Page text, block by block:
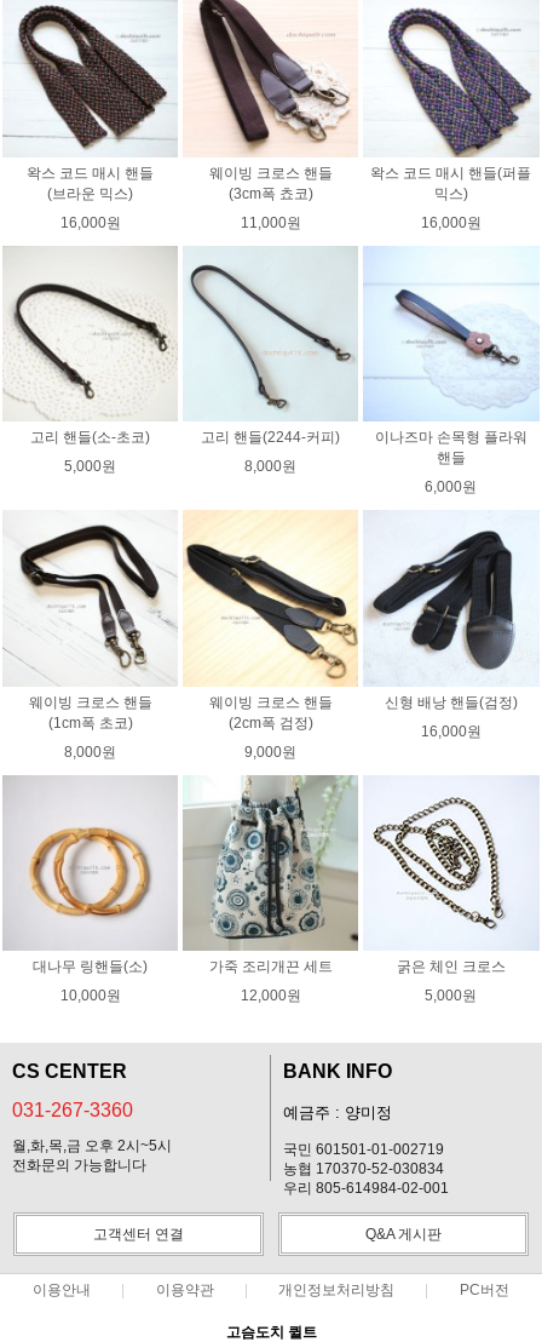
왁스 코드 매시 핸들
(브라운 믹스)
16,000원
웨이빙 크로스 핸들
(3cm폭 쵸코)
11,000원
왁스 코드 매시 핸들(퍼플
믹스)
16,000원
고리 핸들(소-초코)
5,000원
고리 핸들(2244-커피)
8,000원
이나즈마 손목형 플라워
핸들
6,000원
웨이빙 크로스 핸들
(1cm폭 초코)
8,000원
웨이빙 크로스 핸들
(2cm폭 검정)
9,000원
신형 배낭 핸들(검정)
16,000원
대나무 링핸들(소)
10,000원
가죽 조리개끈 세트
12,000원
굵은 체인 크로스
5,000원
CS CENTER
031-267-3360
월,화,목,금 오후 2시~5시
전화문의 가능합니다
BANK INFO
예금주 : 양미정
국민 601501-01-002719
농협 170370-52-030834
우리 805-614984-02-001
고객센터 연결 Q&A 게시판
이용안내 이용약관 개인정보처리방침 PC버전
고슴도치 퀼트